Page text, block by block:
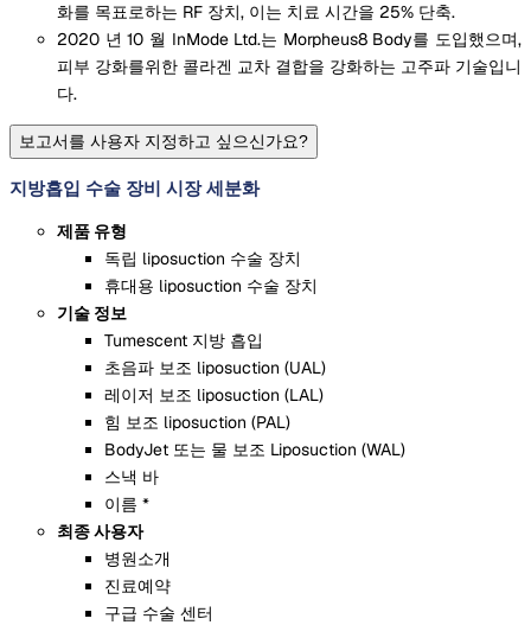
화를 목표로하는 RF 장치, 이는 치료 시간을 25% 단축.
2020 년 10 월 InMode Ltd.는 Morpheus8 Body를 도입했으며,
피부 강화를위한 콜라겐 교차 결합을 강화하는 고주파 기술입니
다.
보고서를 사용자 지정하고 싶으신가요?
지방흡입 수술 장비 시장 세분화
제품 유형
독립 liposuction 수술 장치
휴대용 liposuction 수술 장치
기술 정보
Tumescent 지방 흡입
초음파 보조 liposuction (UAL)
레이저 보조 liposuction (LAL)
힘 보조 liposuction (PAL)
BodyJet 또는 물 보조 Liposuction (WAL)
스낵 바
이름 *
최종 사용자
병원소개
진료예약
구급 수술 센터